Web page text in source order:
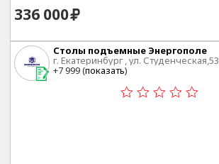
336 000
Столы подъемные Энергополе
г. Екатеринбург , ул. Студенческая,53
+7 999 (показать)